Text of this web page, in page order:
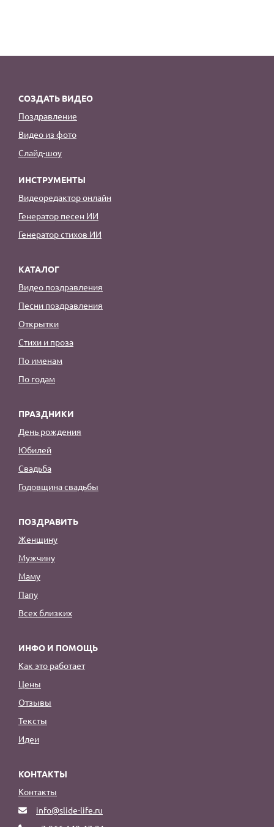
СОЗДАТЬ ВИДЕО
Поздравление
Видео из фото
Слайд-шоу
ИНСТРУМЕНТЫ
Видеоредактор онлайн
Генератор песен ИИ
Генератор стихов ИИ
КАТАЛОГ
Видео поздравления
Песни поздравления
Открытки
Стихи и проза
По именам
По годам
ПРАЗДНИКИ
День рождения
Юбилей
Свадьба
Годовщина свадьбы
ПОЗДРАВИТЬ
Женщину
Мужчину
Маму
Папу
Всех близких
ИНФО И ПОМОЩЬ
Как это работает
Цены
Отзывы
Тексты
Идеи
КОНТАКТЫ
Контакты
info@slide-life.ru